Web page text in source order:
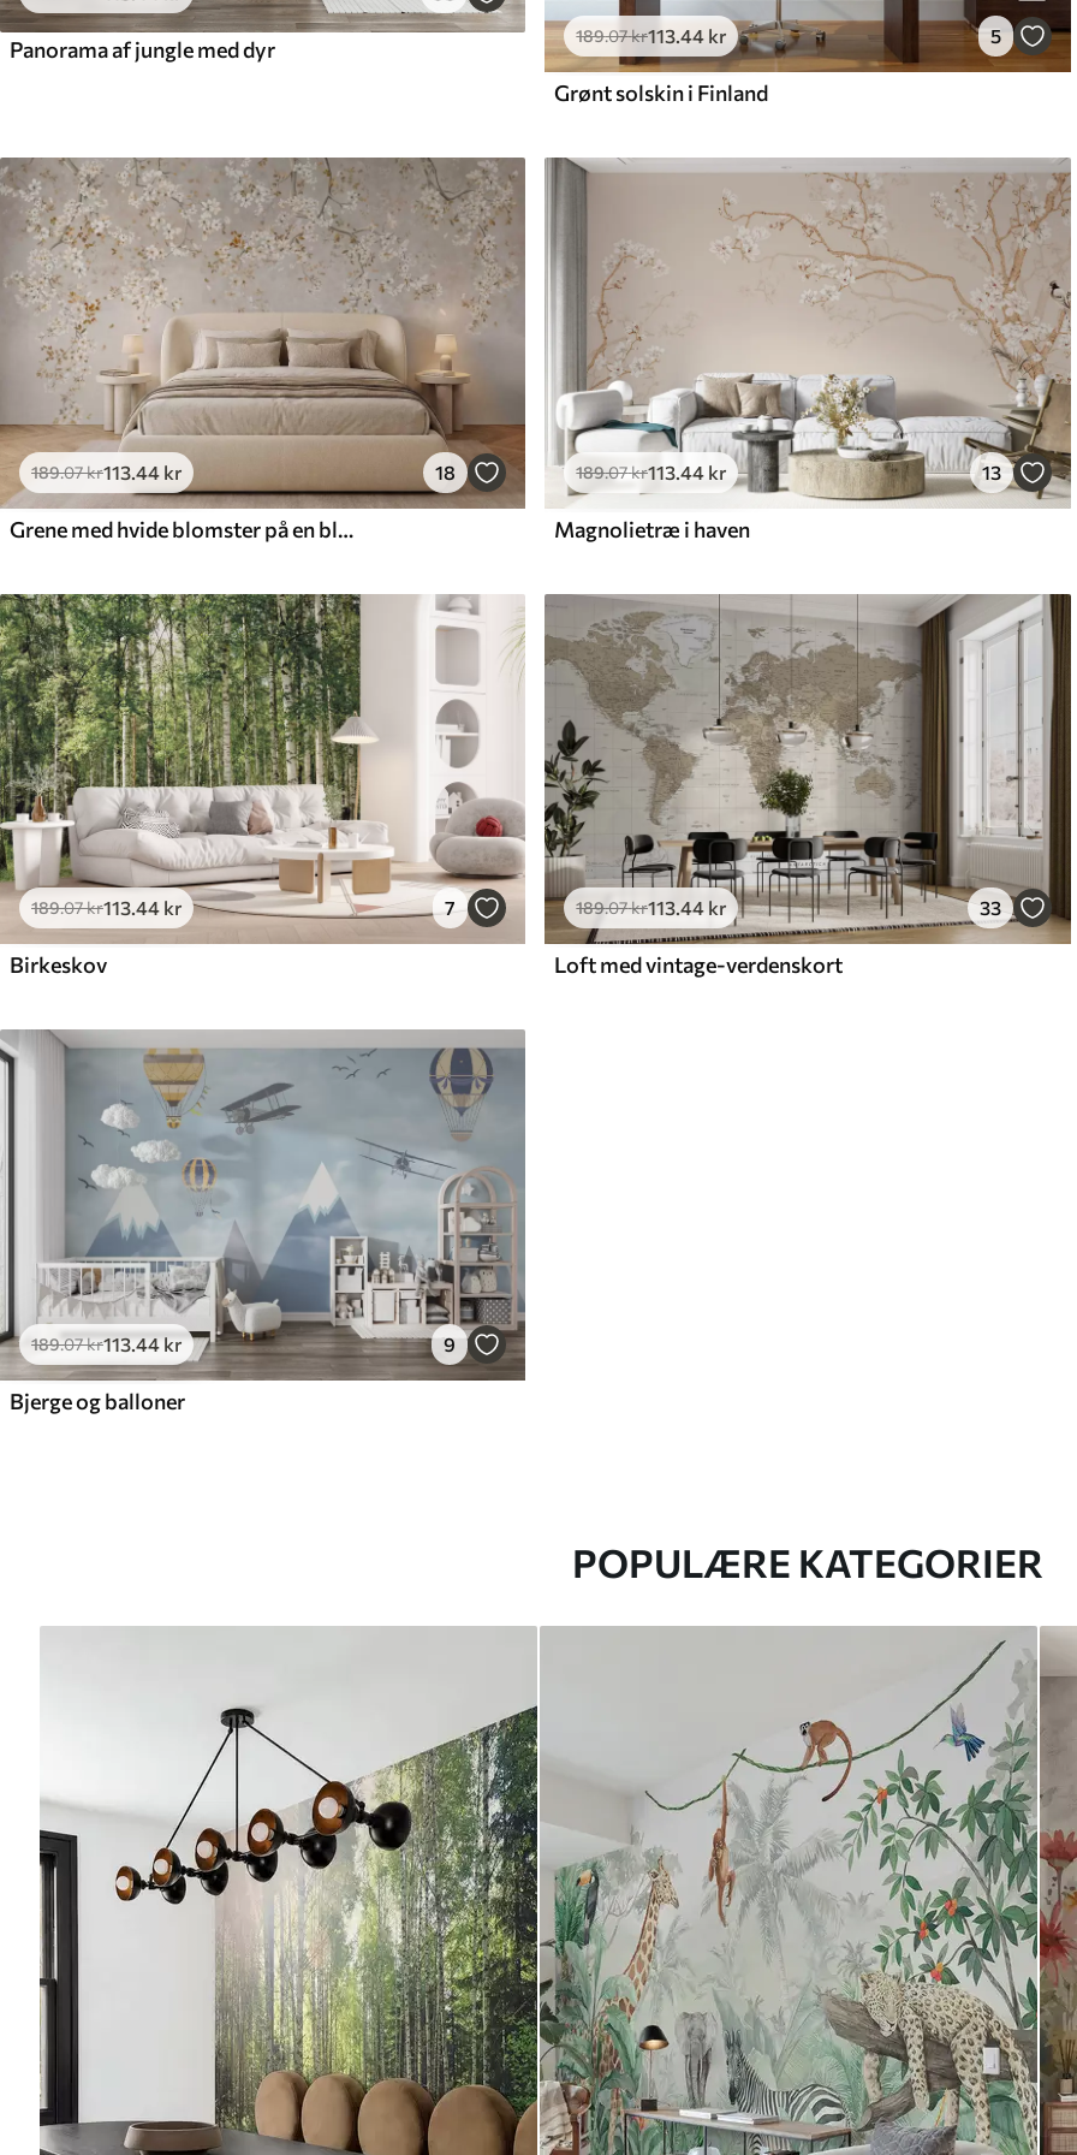
516 .67 310.00 kr/m² 666 .67400.00 kr /m²
Panorama af jungle med dyr
189.07kr113.44 kr 5
Grønt solskin i Finland
189.07kr113 .44 kr 18
Grene med hvide blomster på en blød beige baggrund
189.07kr113 .44 kr 13
Magnolietræ i haven
189.07kr113.44 kr 7
Birkeskov
189.07kr113.44 kr 33
Loft med vintage-verdenskort
189.07kr113.44kr 9
Bjerge og balloner
POPULÆRE KATEGORIER